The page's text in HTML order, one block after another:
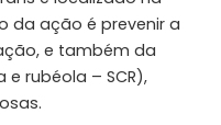
da ação é prevenir a
e também da
rubéola – SCR),